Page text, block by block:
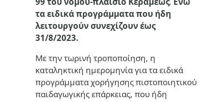
τα ειδικά προγράμματα που ήδη
λειτουργούν συνεχίζουν έως
31/8/2023.
Με την τωρινή τροποποίηση, η
καταληκτική ημερομηνία για τα ειδικά
προγράμματα χορήγησης πιστοποιητικού
παιδαγωγικής επάρκειας, που ήδη